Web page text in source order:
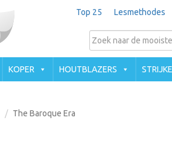
Top 25 Lesmethodes
KOPER HOUTBLAZERS
The Baroque Era